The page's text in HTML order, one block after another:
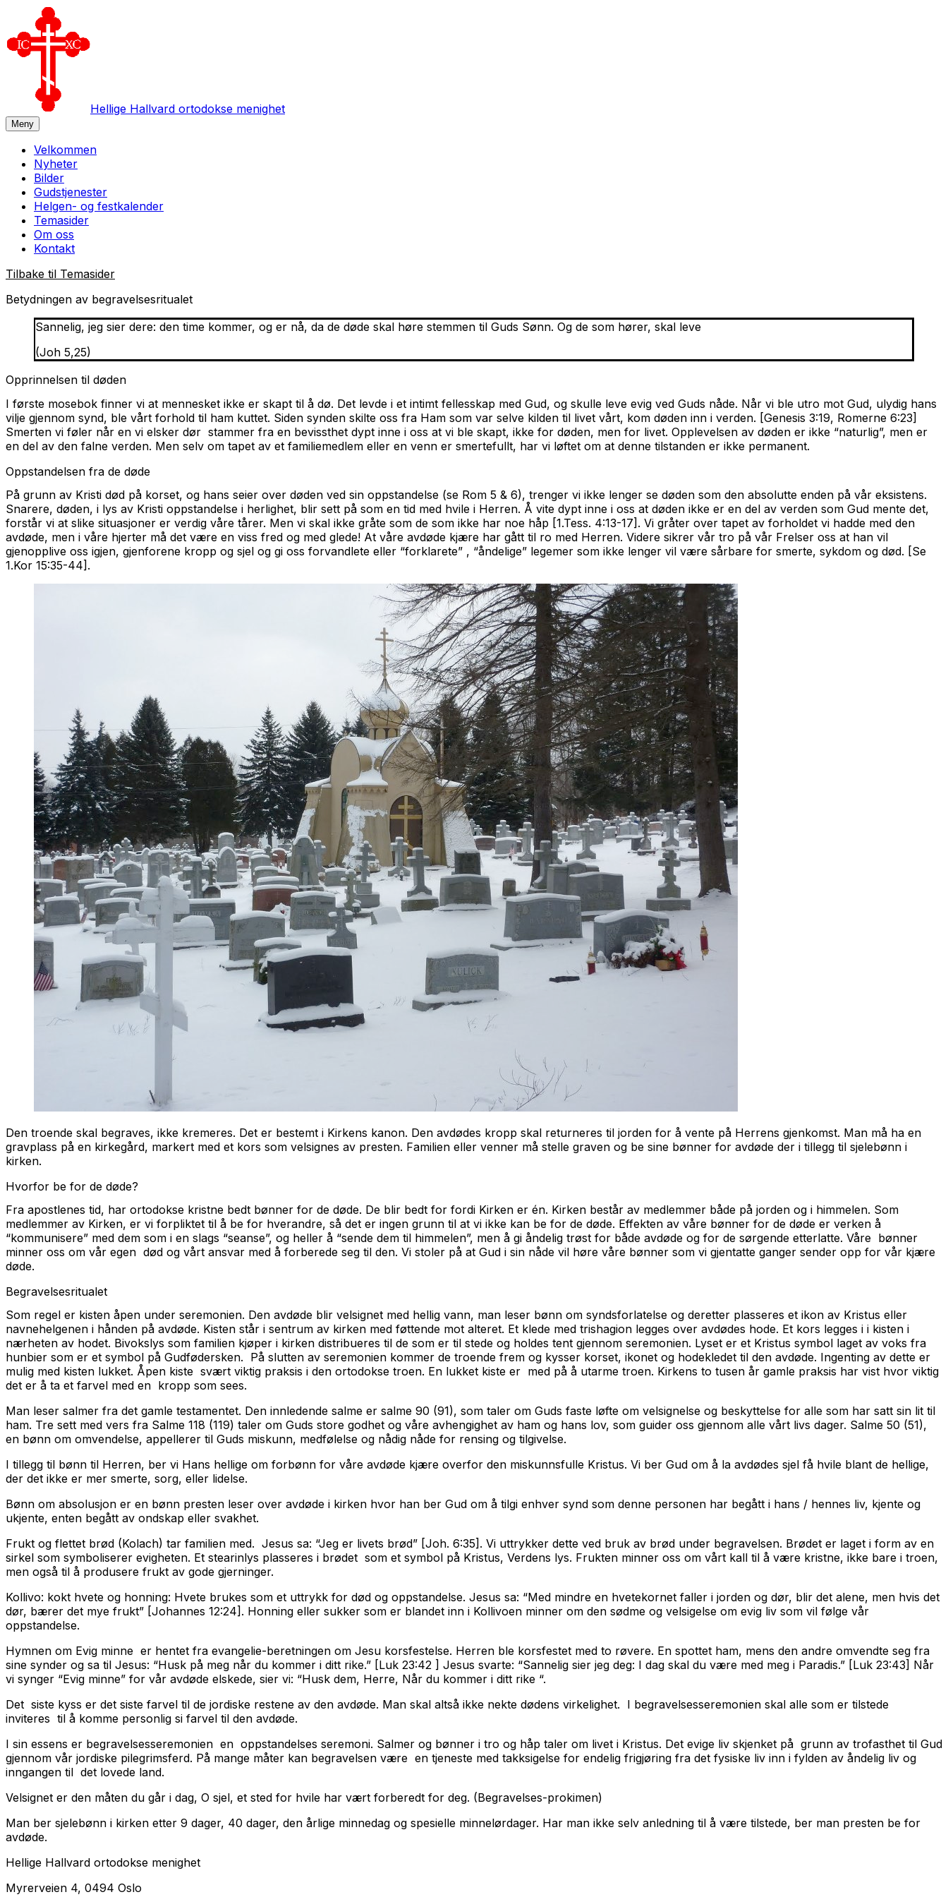
Hellige Hallvard ortodokse menighet
Meny
Velkommen
Nyheter
Bilder
Gudstjenester
Helgen- og festkalender
Temasider
Om oss
Kontakt
Tilbake til Temasider
Betydningen av begravelsesritualet
Sannelig, jeg sier dere: den time kommer, og er nå, da de døde skal høre stemmen til Guds Sønn. Og de som hører, skal leve
(Joh 5,25)
Opprinnelsen til døden
I første mosebok finner vi at mennesket ikke er skapt til å dø. Det levde i et intimt fellesskap med Gud, og skulle leve evig ved Guds nåde. Når vi ble utro mot Gud, ulydig hans
vilje gjennom synd, ble vårt forhold til ham kuttet. Siden synden skilte oss fra Ham som var selve kilden til livet vårt, kom døden inn i verden. [Genesis 3:19, Romerne 6:23]
Smerten vi føler når en vi elsker dør stammer fra en bevissthet dypt inne i oss at vi ble skapt, ikke for døden, men for livet. Opplevelsen av døden er ikke “naturlig”, men er
en del av den falne verden. Men selv om tapet av et familiemedlem eller en venn er smertefullt, har vi løftet om at denne tilstanden er ikke permanent.
Oppstandelsen fra de døde
På grunn av Kristi død på korset, og hans seier over døden ved sin oppstandelse (se Rom 5 & 6), trenger vi ikke lenger se døden som den absolutte enden på vår eksistens.
Snarere, døden, i lys av Kristi oppstandelse i herlighet, blir sett på som en tid med hvile i Herren. Å vite dypt inne i oss at døden ikke er en del av verden som Gud mente det,
forstår vi at slike situasjoner er verdig våre tårer. Men vi skal ikke gråte som de som ikke har noe håp [1.Tess. 4:13-17]. Vi gråter over tapet av forholdet vi hadde med den
avdøde, men i våre hjerter må det være en viss fred og med glede! At våre avdøde kjære har gått til ro med Herren. Videre sikrer vår tro på vår Frelser oss at han vil
gjenopplive oss igjen, gjenforene kropp og sjel og gi oss forvandlete eller “forklarete” , “åndelige” legemer som ikke lenger vil være sårbare for smerte, sykdom og død. [Se
1.Kor 15:35-44].
Den troende skal begraves, ikke kremeres. Det er bestemt i Kirkens kanon. Den avdødes kropp skal returneres til jorden for å vente på Herrens gjenkomst. Man må ha en
gravplass på en kirkegård, markert med et kors som velsignes av presten. Familien eller venner må stelle graven og be sine bønner for avdøde der i tillegg til sjelebønn i
kirken.
Hvorfor be for de døde?
Fra apostlenes tid, har ortodokse kristne bedt bønner for de døde. De blir bedt for fordi Kirken er én. Kirken består av medlemmer både på jorden og i himmelen. Som
medlemmer av Kirken, er vi forpliktet til å be for hverandre, så det er ingen grunn til at vi ikke kan be for de døde. Effekten av våre bønner for de døde er verken å
“kommunisere” med dem som i en slags “seanse”, og heller å “sende dem til himmelen”, men å gi åndelig trøst for både avdøde og for de sørgende etterlatte. Våre bønner
minner oss om vår egen død og vårt ansvar med å forberede seg til den. Vi stoler på at Gud i sin nåde vil høre våre bønner som vi gjentatte ganger sender opp for vår kjære
døde.
Begravelsesritualet
Som regel er kisten åpen under seremonien. Den avdøde blir velsignet med hellig vann, man leser bønn om syndsforlatelse og deretter plasseres et ikon av Kristus eller
navnehelgenen i hånden på avdøde. Kisten står i sentrum av kirken med føttende mot alteret. Et klede med trishagion legges over avdødes hode. Et kors legges i i kisten i
nærheten av hodet. Bivokslys som familien kjøper i kirken distribueres til de som er til stede og holdes tent gjennom seremonien. Lyset er et Kristus symbol laget av voks fra
hunbier som er et symbol på Gudfødersken. På slutten av seremonien kommer de troende frem og kysser korset, ikonet og hodekledet til den avdøde. Ingenting av dette er
mulig med kisten lukket. Åpen kiste svært viktig praksis i den ortodokse troen. En lukket kiste er med på å utarme troen. Kirkens to tusen år gamle praksis har vist hvor viktig
det er å ta et farvel med en kropp som sees.
Man leser salmer fra det gamle testamentet. Den innledende salme er salme 90 (91), som taler om Guds faste løfte om velsignelse og beskyttelse for alle som har satt sin lit til
ham. Tre sett med vers fra Salme 118 (119) taler om Guds store godhet og våre avhengighet av ham og hans lov, som guider oss gjennom alle vårt livs dager. Salme 50 (51),
en bønn om omvendelse, appellerer til Guds miskunn, medfølelse og nådig nåde for rensing og tilgivelse.
I tillegg til bønn til Herren, ber vi Hans hellige om forbønn for våre avdøde kjære overfor den miskunnsfulle Kristus. Vi ber Gud om å la avdødes sjel få hvile blant de hellige,
der det ikke er mer smerte, sorg, eller lidelse.
Bønn om absolusjon er en bønn presten leser over avdøde i kirken hvor han ber Gud om å tilgi enhver synd som denne personen har begått i hans / hennes liv, kjente og
ukjente, enten begått av ondskap eller svakhet.
Frukt og flettet brød (Kolach) tar familien med. Jesus sa: “Jeg er livets brød” [Joh. 6:35]. Vi uttrykker dette ved bruk av brød under begravelsen. Brødet er laget i form av en
sirkel som symboliserer evigheten. Et stearinlys plasseres i brødet som et symbol på Kristus, Verdens lys. Frukten minner oss om vårt kall til å være kristne, ikke bare i troen,
men også til å produsere frukt av gode gjerninger.
Kollivo: kokt hvete og honning: Hvete brukes som et uttrykk for død og oppstandelse. Jesus sa: “Med mindre en hvetekornet faller i jorden og dør, blir det alene, men hvis det
dør, bærer det mye frukt” [Johannes 12:24]. Honning eller sukker som er blandet inn i Kollivoen minner om den sødme og velsigelse om evig liv som vil følge vår
oppstandelse.
Hymnen om Evig minne er hentet fra evangelie-beretningen om Jesu korsfestelse. Herren ble korsfestet med to røvere. En spottet ham, mens den andre omvendte seg fra
sine synder og sa til Jesus: “Husk på meg når du kommer i ditt rike.” [Luk 23:42 ] Jesus svarte: “Sannelig sier jeg deg: I dag skal du være med meg i Paradis.” [Luk 23:43] Når
vi synger “Evig minne” for vår avdøde elskede, sier vi: “Husk dem, Herre, Når du kommer i ditt rike “.
Det siste kyss er det siste farvel til de jordiske restene av den avdøde. Man skal altså ikke nekte dødens virkelighet. I begravelsesseremonien skal alle som er tilstede
inviteres til å komme personlig si farvel til den avdøde.
I sin essens er begravelsesseremonien en oppstandelses seremoni. Salmer og bønner i tro og håp taler om livet i Kristus. Det evige liv skjenket på grunn av trofasthet til Gud
gjennom vår jordiske pilegrimsferd. På mange måter kan begravelsen være en tjeneste med takksigelse for endelig frigjøring fra det fysiske liv inn i fylden av åndelig liv og
inngangen til det lovede land.
Velsignet er den måten du går i dag, O sjel, et sted for hvile har vært forberedt for deg. (Begravelses-prokimen)
Man ber sjelebønn i kirken etter 9 dager, 40 dager, den årlige minnedag og spesielle minnelørdager. Har man ikke selv anledning til å være tilstede, ber man presten be for
avdøde.
Hellige Hallvard ortodokse menighet
Myrerveien 4, 0494 Oslo